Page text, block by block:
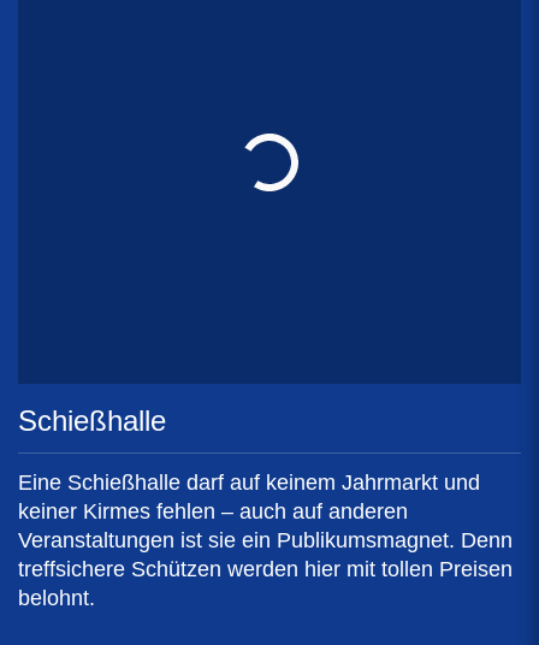
Schießhalle
Eine Schießhalle darf auf keinem Jahrmarkt und
keiner Kirmes fehlen – auch auf anderen
Veranstaltungen ist sie ein Publikumsmagnet. Denn
treffsichere Schützen werden hier mit tollen Preisen
belohnt.